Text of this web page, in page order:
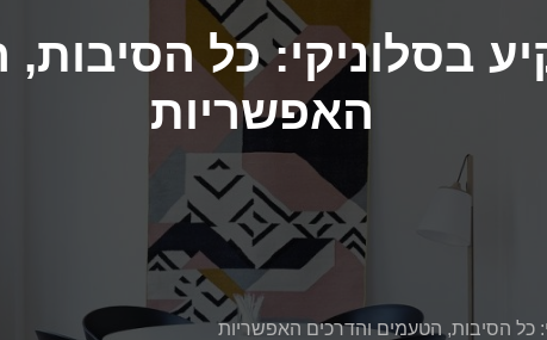
בסלוניקי: כל הסיבות,
האפשריות
כל הסיבות, הטעמים והדרכים האפשריות